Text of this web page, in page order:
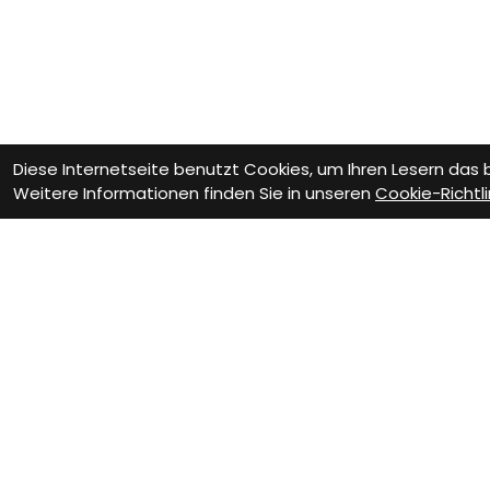
Diese Internetseite benutzt Cookies, um Ihren Lesern
Weitere Informationen finden Sie in unseren Cookie-